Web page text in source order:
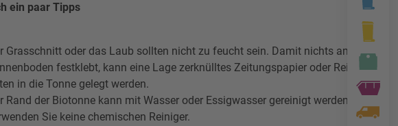
ein paar Tipps
Grasschnitt oder das Laub sollten nicht zu feucht sein. Damit nichts am
festklebt, kann eine Lage zerknülltes Zeitungspapier oder Reisig
in die Tonne gelegt werden.
Rand der Biotonne kann mit Wasser oder Essigwasser gereinigt werden. Bitte
Sie keine chemischen Reiniger.